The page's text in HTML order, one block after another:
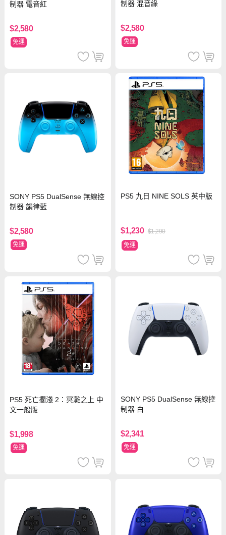
制器 電音紅
$2,580
免運
制器 混音綠
$2,580
免運
SONY PS5 DualSense 無線控
制器 韻律藍
$2,580
免運
PS5 九日 NINE SOLS 英中版
$1,230 $1,290
免運
PS5 死亡擱淺 2：冥灘之上 中
文一般版
$1,998
免運
SONY PS5 DualSense 無線控
制器 白
$2,341
免運